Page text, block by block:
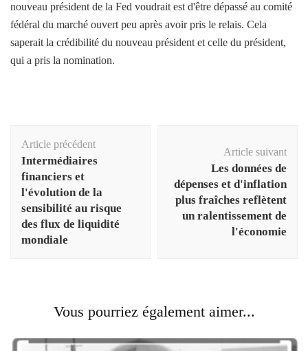
nouveau président de la Fed voudrait est d'être dépassé au comité
fédéral du marché ouvert peu après avoir pris le relais. Cela
saperait la crédibilité du nouveau président et celle du président,
qui a pris la nomination.
d'article
Article précédent
Intermédiaires
financiers et
l'évolution de la
sensibilité au risque
des flux de liquidité
mondiale
Article suivant
Les données de
dépenses et d'inflation
plus fraîches reflètent
un ralentissement de
l'économie
Vous pourriez également aimer...